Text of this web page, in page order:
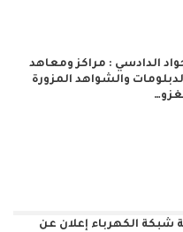
الدادسي : مراكز ومعاهد
والشواهد المزورة
الكهرباء إعلان عن